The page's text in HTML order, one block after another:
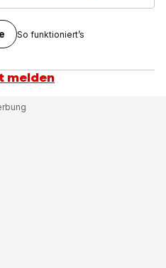
So funktioniert’s
melden